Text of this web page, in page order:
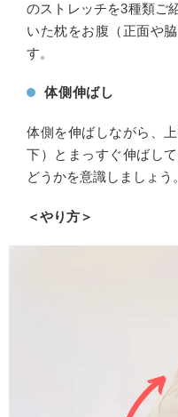
のストレッチを3種類ご
いた枕をお腹（正面や
す。
体側伸ばし
体側を伸ばしながら、
下）とまっすぐ伸ばし
どうかを意識しましょう。
＜やり方＞